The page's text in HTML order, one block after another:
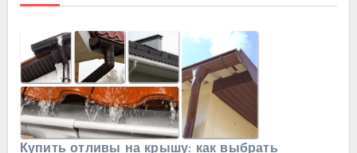
Купить отливы на крышу: как выбрать